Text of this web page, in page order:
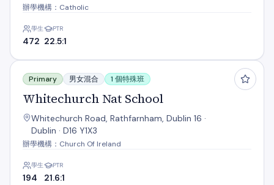
辦學機構：Catholic
學生
472
PTR
22.5:1
Whitechurch Nat School
Primary 男女混合 1 個特殊班
Whitechurch Nat School
Whitechurch Road, Rathfarnham, Dublin 16 ·
Dublin · D16 Y1X3
辦學機構：Church Of Ireland
學生
194
PTR
21.6:1